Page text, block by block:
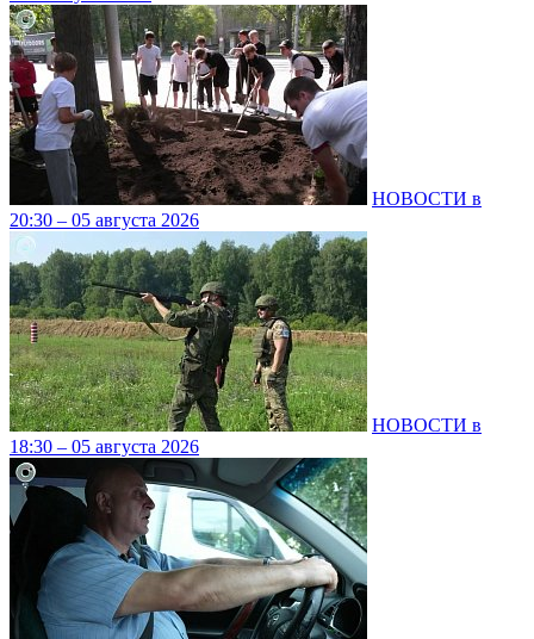
НОВОСТИ в
20:30 – 05 августа 2026
НОВОСТИ в
18:30 – 05 августа 2026